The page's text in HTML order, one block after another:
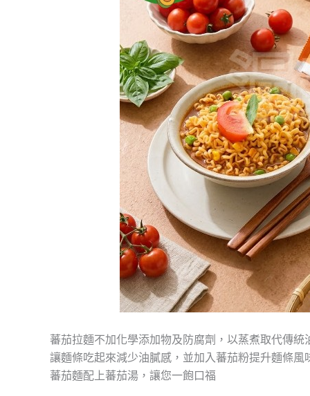
蕃茄拉麵不加化學添加物及防腐劑，以蒸煮取代傳統
讓麵條吃起來減少油膩感，並加入蕃茄粉提升麵條風
蕃茄麵配上蕃茄湯，讓您一飽口福